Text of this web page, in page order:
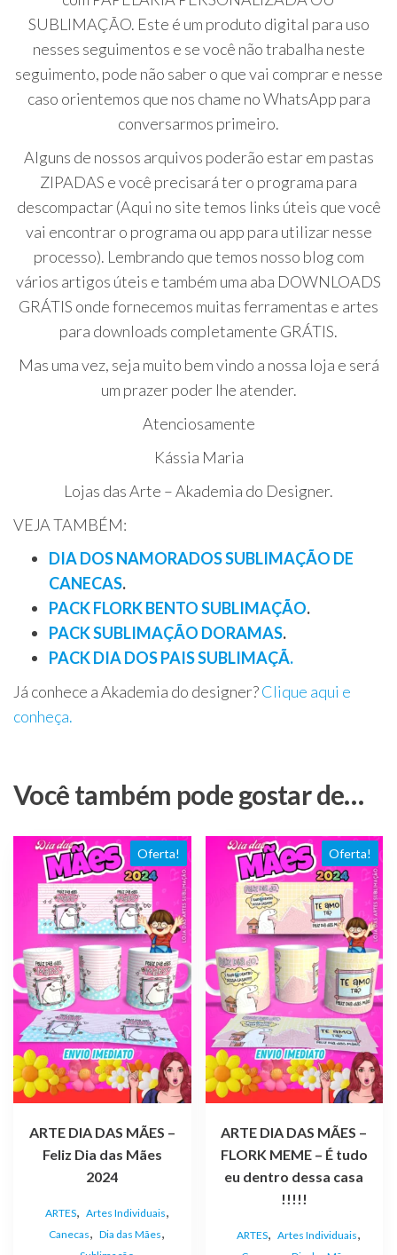
SUBLIMAÇÃO. Este é um produto digital para uso
nesses seguimentos e se você não trabalha neste
seguimento, pode não saber o que vai comprar e nesse
caso orientemos que nos chame no WhatsApp para
conversarmos primeiro.
Alguns de nossos arquivos poderão estar em pastas
ZIPADAS e você precisará ter o programa para
descompactar (Aqui no site temos links úteis que você
vai encontrar o programa ou app para utilizar nesse
processo). Lembrando que temos nosso blog com
vários artigos úteis e também uma aba DOWNLOADS
GRÁTIS onde fornecemos muitas ferramentas e artes
para downloads completamente GRÁTIS.
Mas uma vez, seja muito bem vindo a nossa loja e será
um prazer poder lhe atender.
Atenciosamente
Kássia Maria
Lojas das Arte – Akademia do Designer.
VEJA TAMBÉM:
DIA DOS NAMORADOS SUBLIMAÇÃO DE
CANECAS.
PACK FLORK BENTO SUBLIMAÇÃO.
PACK SUBLIMAÇÃO DORAMAS.
PACK DIA DOS PAIS SUBLIMAÇÃ.
Já conhece a Akademia do designer?Clique aqui e
conheça.
Você também pode gostar de…
Oferta!
ARTE DIA DAS MÃES –
Feliz Dia das Mães
2024
ARTES, Artes Individuais
Canecas Dia das Mães
Oferta!
ARTE DIA DAS MÃES –
FLORK MEME – É tudo
eu dentro dessa casa
!!!!!
ARTES Artes Individuais